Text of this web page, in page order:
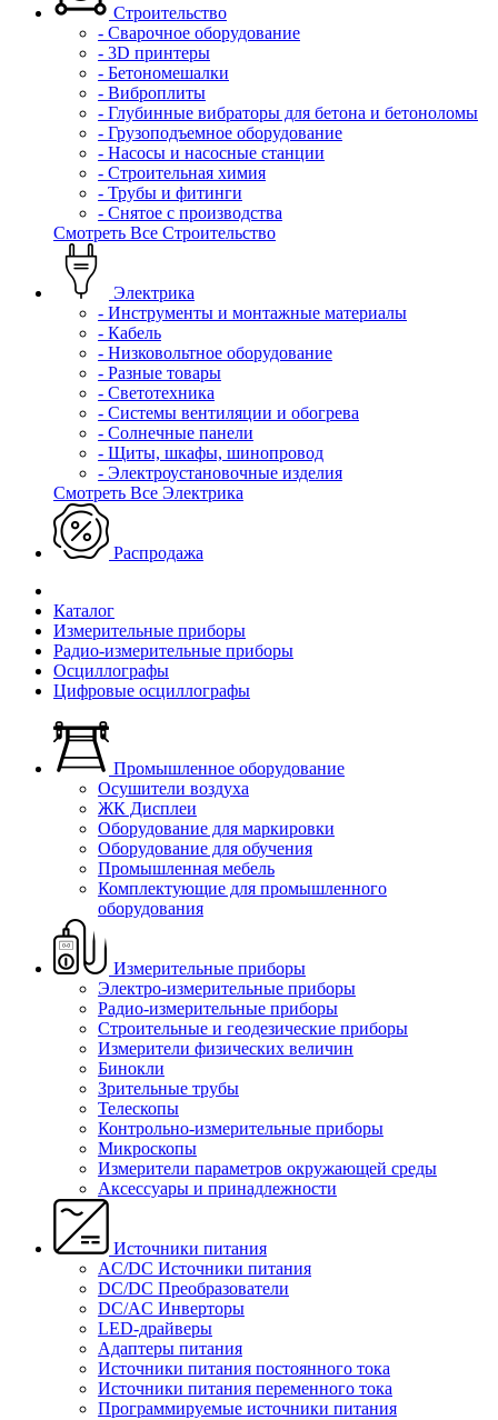
Строительство
- Сварочное оборудование
- 3D принтеры
- Бетономешалки
- Виброплиты
- Глубинные вибраторы для бетона и бетоноломы
- Грузоподъемное оборудование
- Насосы и насосные станции
- Строительная химия
- Трубы и фитинги
- Снятое с производства
Смотреть Все Строительство
Электрика
- Инструменты и монтажные материалы
- Кабель
- Низковольтное оборудование
- Разные товары
- Светотехника
- Системы вентиляции и обогрева
- Солнечные панели
- Щиты, шкафы, шинопровод
- Электроустановочные изделия
Смотреть Все Электрика
Распродажа
Каталог
Измерительные приборы
Радио-измерительные приборы
Осциллографы
Цифровые осциллографы
Промышленное оборудование
Осушители воздуха
ЖК Дисплеи
Оборудование для маркировки
Оборудование для обучения
Промышленная мебель
Комплектующие для промышленного
оборудования
Измерительные приборы
Электро-измерительные приборы
Радио-измерительные приборы
Строительные и геодезические приборы
Измерители физических величин
Бинокли
Зрительные трубы
Телескопы
Контрольно-измерительные приборы
Микроскопы
Измерители параметров окружающей среды
Аксессуары и принадлежности
Источники питания
AC/DC Источники питания
DC/DC Преобразователи
DC/AC Инверторы
LED-драйверы
Адаптеры питания
Источники питания постоянного тока
Источники питания переменного тока
Программируемые источники питания